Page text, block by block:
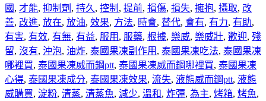
國 , 才能, 抑制劑 , 持久 , 控制 , 提前, 損傷, 損失, 擁抱, 攝取, 改
善, 改進, 放在, 放油, 效果, 方法, 時會, 替代, 會有, 有力, 有助,
有害, 有效, 有無, 有益, 服用 , 服藥, 根據, 樂威, 樂威壯, 歡迎, 殘
留, 沒有, 沖泡, 油炸, 泰國果凍副作用 , 泰國果凍吃法, 泰國果凍
哪裡買, 泰國果凍威而鋼ptt, 泰國果凍威而鋼哪裡買, 泰國果凍
心得, 泰國果凍成分, 泰國果凍效果, 流失, 液態威而鋼ptt, 液態
威購買, 淀粉, 清蒸, 清蒸魚, 減少, 溫和, 炸彈, 為主, 烤箱, 烤魚,